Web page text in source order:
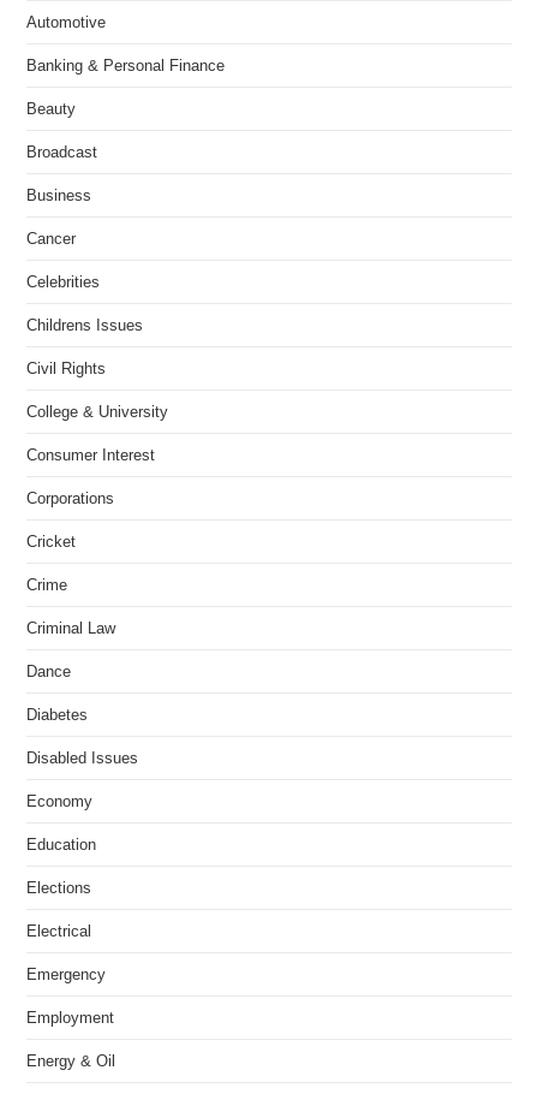
Automotive
Banking & Personal Finance
Beauty
Broadcast
Business
Cancer
Celebrities
Childrens Issues
Civil Rights
College & University
Consumer Interest
Corporations
Cricket
Crime
Criminal Law
Dance
Diabetes
Disabled Issues
Economy
Education
Elections
Electrical
Emergency
Employment
Energy & Oil